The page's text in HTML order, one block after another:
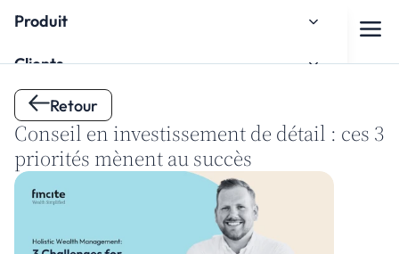
Retour
Conseil en investissement de détail : ces 3
priorités mènent au succès
Produit
Clients
À propos de nous
Espace de connaissances
Intégration